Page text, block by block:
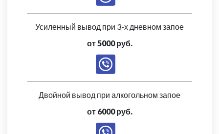
Усиленный вывод при 3-х дневном запое
от 5000 руб.
Двойной вывод при алкогольном запое
от 6000 руб.